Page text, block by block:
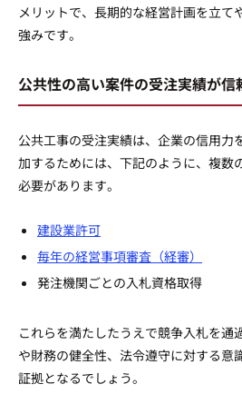
メリットで、長期的な経営計画を立て
強みです。
公共性の高い案件の受注実績が信
公共工事の受注実績は、企業の信用力
加するためには、下記のように、複数
必要があります。
建設業許可
毎年の経営事項審査（経審）
発注機関ごとの入札資格取得
これらを満たしたうえで競争入札を通
や財務の健全性、法令遵守に対する意
証拠となるでしょう。